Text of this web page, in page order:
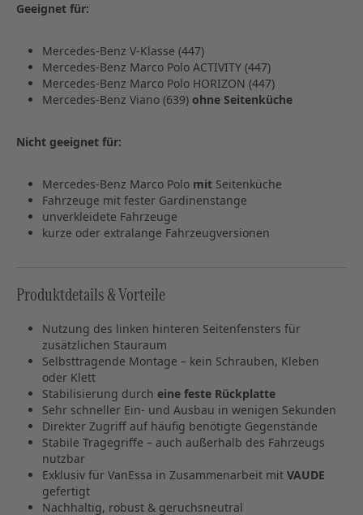
Geeignet für:
Mercedes‑Benz V‑Klasse (447)
Mercedes‑Benz Marco Polo ACTIVITY (447)
Mercedes‑Benz Marco Polo HORIZON (447)
Mercedes‑Benz Viano (639) ohne Seitenküche
Nicht geeignet für:
Mercedes‑Benz Marco Polo mit Seitenküche
Fahrzeuge mit fester Gardinenstange
unverkleidete Fahrzeuge
kurze oder extralange Fahrzeugversionen
Produktdetails & Vorteile
Nutzung des linken hinteren Seitenfensters für
zusätzlichen Stauraum
Selbsttragende Montage – kein Schrauben, Kleben
oder Klett
Stabilisierung durch eine feste Rückplatte
Sehr schneller Ein‑ und Ausbau in wenigen Sekunden
Direkter Zugriff auf häufig benötigte Gegenstände
Stabile Tragegriffe – auch außerhalb des Fahrzeugs
nutzbar
Exklusiv für VanEssa in Zusammenarbeit mit VAUDE
gefertigt
Nachhaltig, robust & geruchsneutral